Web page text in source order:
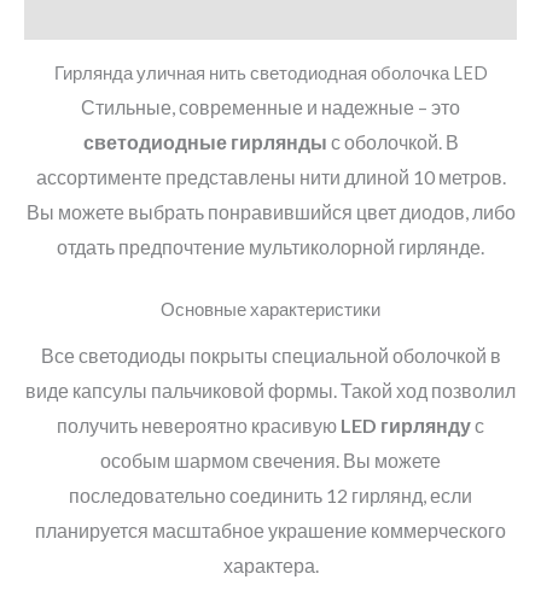
Гирлянда уличная нить светодиодная оболочка LED
Стильные, современные и надежные – это
светодиодные гирлянды с оболочкой. В
ассортименте представлены нити длиной 10 метров.
Вы можете выбрать понравившийся цвет диодов, либо
отдать предпочтение мультиколорной гирлянде.
Основные характеристики
Все светодиоды покрыты специальной оболочкой в
виде капсулы пальчиковой формы. Такой ход позволил
получить невероятно красивую LED гирляндус
особым шармом свечения. Вы можете
последовательно соединить 12 гирлянд, если
планируется масштабное украшение коммерческого
характера.